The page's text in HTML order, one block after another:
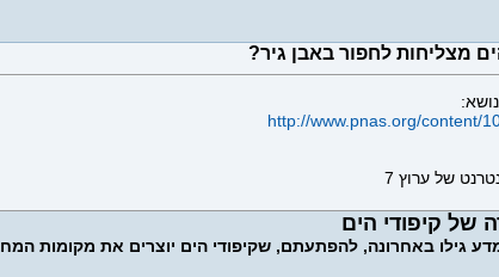
מצליחות לחפור באבן גיר?
http://www.pnas.org/content/
של ערוץ 7
של קיפודי הים
גילו באחרונה, להפתעתם, שקיפודי הים יוצרים את מקומות